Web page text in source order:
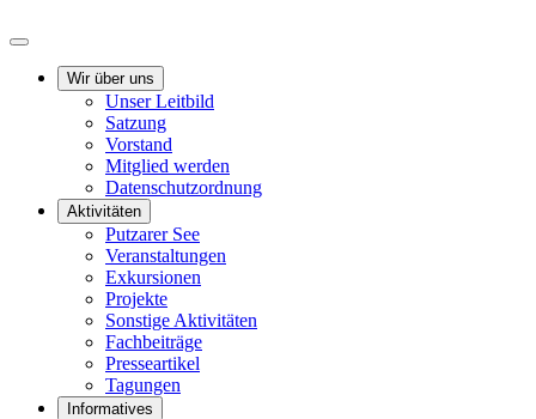
Wir über uns
Unser Leitbild
Satzung
Vorstand
Mitglied werden
Datenschutzordnung
Aktivitäten
Putzarer See
Veranstaltungen
Exkursionen
Projekte
Sonstige Aktivitäten
Fachbeiträge
Presseartikel
Tagungen
Informatives